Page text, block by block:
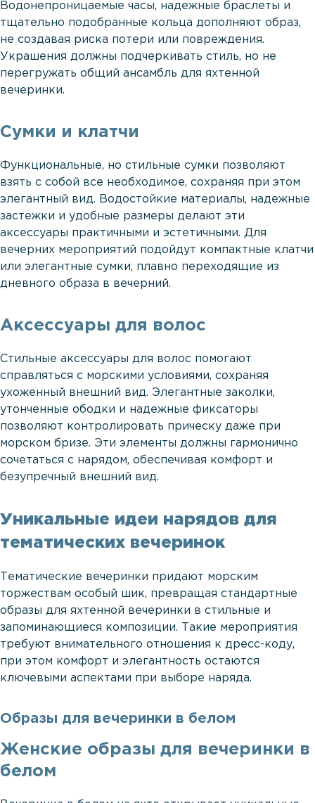
Водонепроницаемые часы, надежные браслеты и
тщательно подобранные кольца дополняют образ,
не создавая риска потери или повреждения.
Украшения должны подчеркивать стиль, но не
перегружать общий ансамбль для яхтенной
вечеринки.
Сумки и клатчи
Функциональные, но стильные сумки позволяют
взять с собой все необходимое, сохраняя при этом
элегантный вид. Водостойкие материалы, надежные
застежки и удобные размеры делают эти
аксессуары практичными и эстетичными. Для
вечерних мероприятий подойдут компактные клатчи
или элегантные сумки, плавно переходящие из
дневного образа в вечерний.
Аксессуары для волос
Стильные аксессуары для волос помогают
справляться с морскими условиями, сохраняя
ухоженный внешний вид. Элегантные заколки,
утонченные ободки и надежные фиксаторы
позволяют контролировать прическу даже при
морском бризе. Эти элементы должны гармонично
сочетаться с нарядом, обеспечивая комфорт и
безупречный внешний вид.
Уникальные идеи нарядов для
тематических вечеринок
Тематические вечеринки придают морским
торжествам особый шик, превращая стандартные
образы для яхтенной вечеринки в стильные и
запоминающиеся композиции. Такие мероприятия
требуют внимательного отношения к дресс-коду,
при этом комфорт и элегантность остаются
ключевыми аспектами при выборе наряда.
Образы для вечеринки в белом
Женские образы для вечеринки в
белом